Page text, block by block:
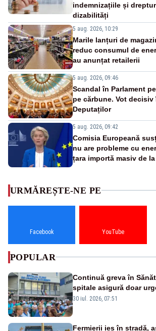
indemnizațiile și
dizabilități
5 aug. 2026, 10:29
Marile lanțuri de
reduc consumul de
au anunțat retailerii
5 aug. 2026, 09:46
Scandal în Parlament
pe cărbune. Vot decisiv
Deputaților
5 aug. 2026, 09:42
Comisia Europeană
nu are probleme cu
țara importă masiv de
URMĂREȘTE-NE PE
Facebook YouTube
POPULAR
Continuă greva în
spitale asigură doar
30 iul. 2026, 07:51
Fermierii ies în stradă,